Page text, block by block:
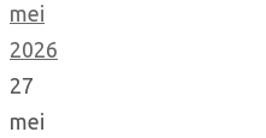
mei
2026
27
mei